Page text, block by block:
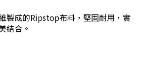
製成的Ripstop布料，堅固耐用，實
結合。